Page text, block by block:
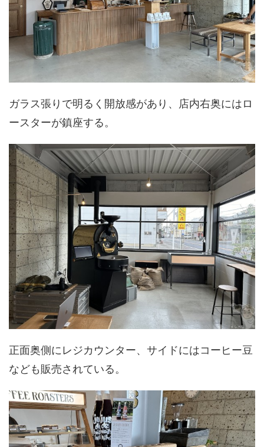
ガラス張りで明るく開放感があり、店内右奥にはロ
ースターが鎮座する。
正面奥側にレジカウンター、サイドにはコーヒー豆
なども販売されている。